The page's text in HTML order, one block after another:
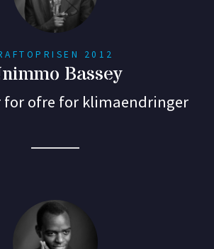
2012
Bassey
for ofre for klimaendringer